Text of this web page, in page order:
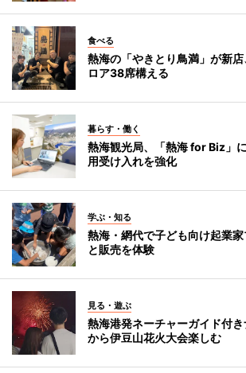
食べる
熱海の「やきとり鳥満」が新
ロア38席構える
暮らす・働く
熱海観光局、「熱海 for Biz」
用受け入れを強化
学ぶ・知る
熱海・網代で子ども向け起業
と販売を体験
見る・遊ぶ
熱海港発ネーチャーガイド付
から伊豆山花火大会楽しむ